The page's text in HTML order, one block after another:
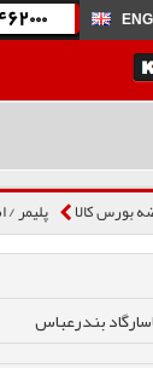
بورس کالا پلیمر /
بندرعباس